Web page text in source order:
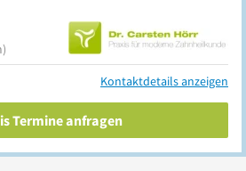
Kontaktdetails anzeigen
Termine anfragen